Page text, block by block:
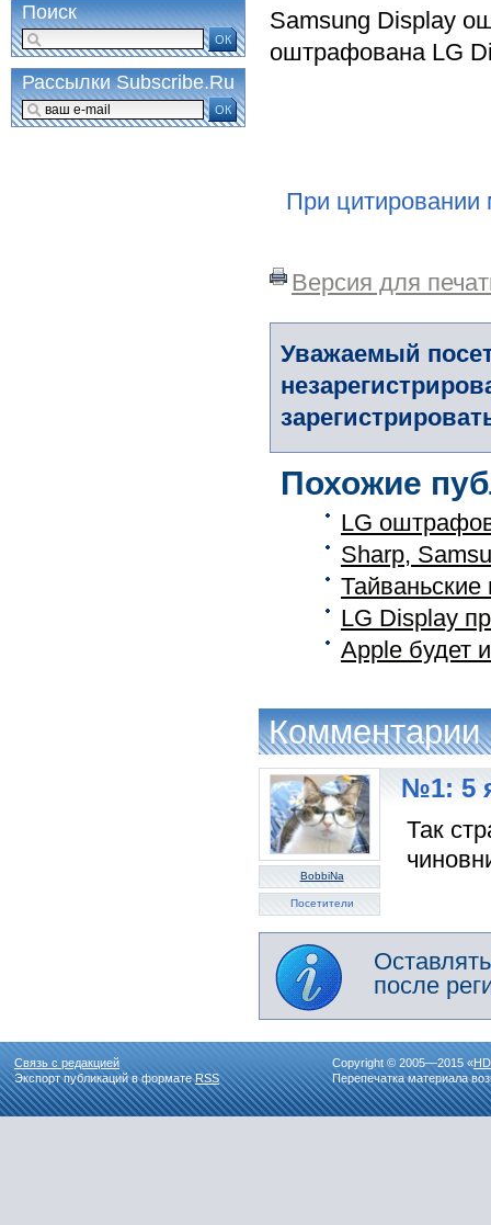
Samsung Display
оштрафована LG
При цитировании
Версия для
Уважаемый
Похожие
LG
Sharp,
LG Display
Apple будет
Комментарии
BobbiNa
Посетители
№1: 5
Так
после
Поиск
ОК
Рассылки Subscribe.Ru
ОК
Связь с редакцией
Экспорт публикаций в форматеRSS
Copyright © 2005—2015 «
Перепечатка материала